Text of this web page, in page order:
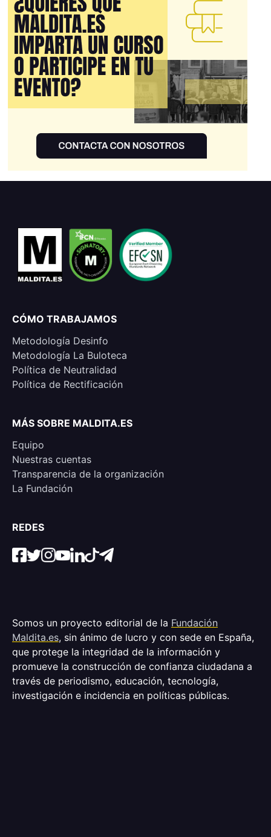
CÓMO TRABAJAMOS
Metodología Desinfo
Metodología La Buloteca
Política de Neutralidad
Política de Rectificación
MÁS SOBRE MALDITA.ES
Equipo
Nuestras cuentas
Transparencia de la organización
La Fundación
REDES
Somos un proyecto editorial de la Fundación
Maldita.es, sin ánimo de lucro y con sede en España,
que protege la integridad de la información y
promueve la construcción de confianza ciudadana a
través de periodismo, educación, tecnología,
investigación e incidencia en políticas públicas.